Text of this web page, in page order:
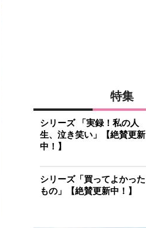
特集
シリーズ 「実録！私の人
生、泣き笑い」【絶賛更新
中！】
シリーズ「買ってよかった
もの」【絶賛更新中！】